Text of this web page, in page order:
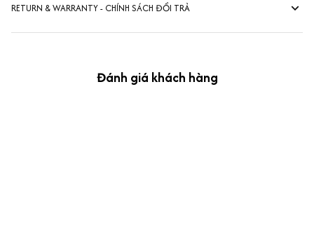
RETURN & WARRANTY - CHÍNH SÁCH ĐỔI TRẢ
Đánh giá khách hàng